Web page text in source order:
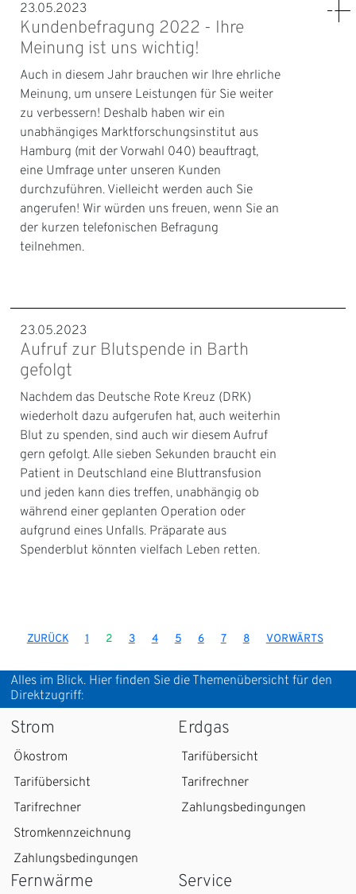
23.05.2023
Kundenbefragung 2022 - Ihre
Meinung ist uns wichtig!
Auch in diesem Jahr brauchen wir Ihre ehrliche
Meinung, um unsere Leistungen für Sie weiter
zu verbessern! Deshalb haben wir ein
unabhängiges Marktforschungsinstitut aus
Hamburg (mit der Vorwahl 040) beauftragt,
eine Umfrage unter unseren Kunden
durchzuführen. Vielleicht werden auch Sie
angerufen! Wir würden uns freuen, wenn Sie an
der kurzen telefonischen Befragung
teilnehmen.
23.05.2023
Aufruf zur Blutspende in Barth
gefolgt
Nachdem das Deutsche Rote Kreuz (DRK)
wiederholt dazu aufgerufen hat, auch weiterhin
Blut zu spenden, sind auch wir diesem Aufruf
gern gefolgt. Alle sieben Sekunden braucht ein
Patient in Deutschland eine Bluttransfusion
und jeden kann dies treffen, unabhängig ob
während einer geplanten Operation oder
aufgrund eines Unfalls. Präparate aus
Spenderblut könnten vielfach Leben retten.
ZURÜCK 1 2 3 4 5 6 7 8 VORWÄRTS
Alles im Blick. Hier finden Sie die Themenübersicht für den
Direktzugriff:
Strom
Ökostrom
Tarifübersicht
Tarifrechner
Stromkennzeichnung
Zahlungsbedingungen
Erdgas
Tarifübersicht
Tarifrechner
Zahlungsbedingungen
Fernwärme Service